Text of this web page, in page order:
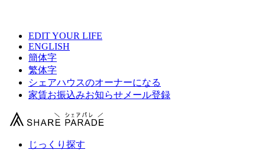
EDIT YOUR LIFE
ENGLISH
簡体字
繁体字
シェアハウスのオーナーになる
家賃お振込みお知らせメール登録
じっくり探す